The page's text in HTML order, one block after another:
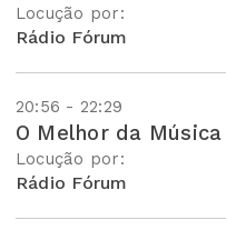
Locução por:
Rádio Fórum
20:56 - 22:29
O Melhor da Música
Locução por:
Rádio Fórum